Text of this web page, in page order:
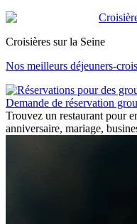
Croisières sur la Seine
Nos meilleurs déjeuners-
Demande de réservation
Trouvez un restaurant pour
anniversaire, mariage,